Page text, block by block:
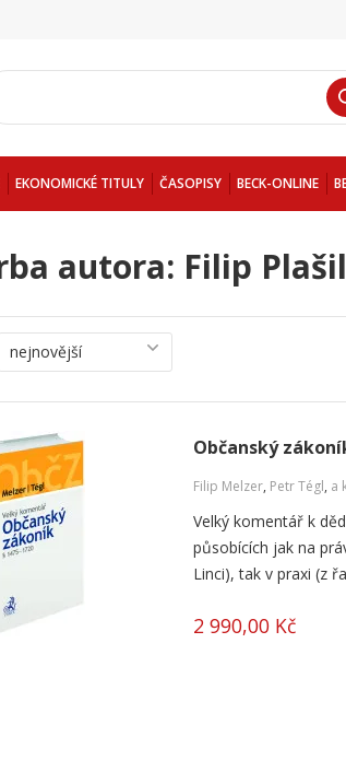
EKONOMICKÉ TITULY ČASOPISY BECK-ONLINE
autora: Filip Plašil
nejnovější
Občanský
Filip Melzer, Petr Tégl, a
Velký komentář k
působících jak na
Linci), tak v praxi (z
2 990,00 Kč